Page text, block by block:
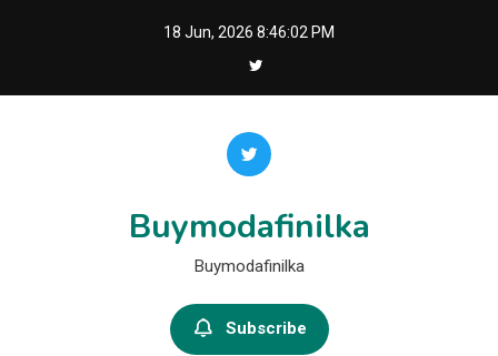
18 Jun, 2026 8:46:03 PM
Buymodafinilka
Buymodafinilka
Subscribe